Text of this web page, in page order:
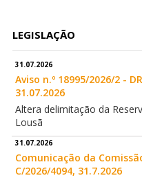
LEGISLAÇÃO
31.07.2026
Aviso n.º 18995/2026/2 -
31.07.2026
Altera delimitação da
Lousã
31.07.2026
Comunicação da
C/2026/4094, 31.7.2026